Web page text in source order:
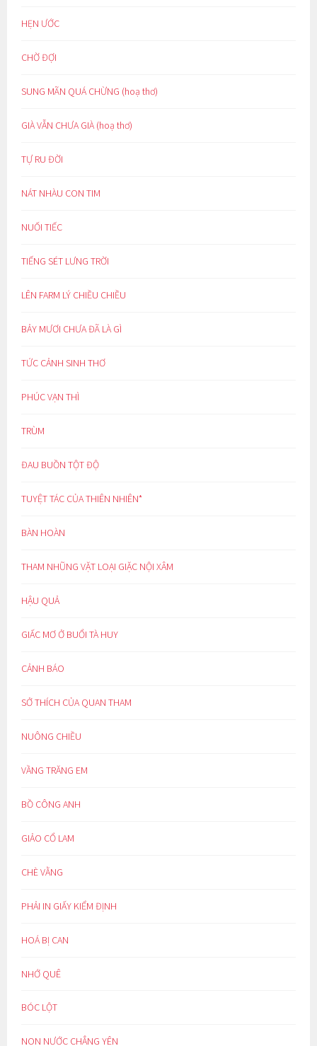
HẸN ƯỚC
CHỜ ĐỢI
SUNG MÃN QUÁ CHỪNG (hoạ thơ)
GIÀ VẪN CHƯA GIÀ (hoạ thơ)
TỰ RU ĐỜI
NÁT NHÀU CON TIM
NUỐI TIẾC
TIẾNG SÉT LƯNG TRỜI
LÊN FARM LÝ CHIỀU CHIỀU
BẢY MƯƠI CHƯA ĐÃ LÀ GÌ
TỨC CẢNH SINH THƠ
PHÚC VẠN THÌ
TRÙM
ĐAU BUỒN TỘT ĐỘ
TUYỆT TÁC CỦA THIÊN NHIÊN*
BÀN HOÀN
THAM NHŨNG VẶT LOẠI GIẶC NỘI XÂM
HẬU QUẢ
GIẤC MƠ Ở BUỔI TÀ HUY
CẢNH BÁO
SỞ THÍCH CỦA QUAN THAM
NUÔNG CHIỀU
VẦNG TRĂNG EM
BỒ CÔNG ANH
GIẢO CỔ LAM
CHÈ VẰNG
PHẢI IN GIẤY KIỂM ĐỊNH
HOÁ BỊ CAN
NHỚ QUÊ
BÓC LỘT
NON NƯỚC CHẲNG YÊN